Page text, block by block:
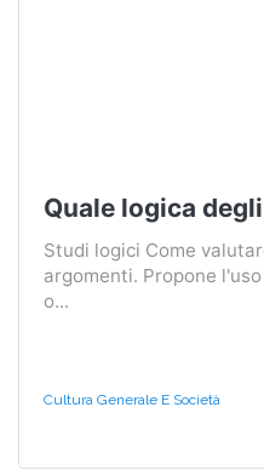
Quale logica
Studi logici Come
argomenti. Propone
o...
Cultura Generale E Società